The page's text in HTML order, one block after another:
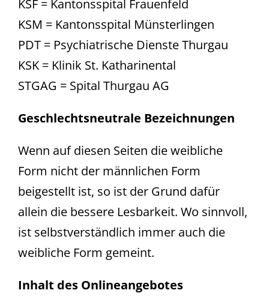
KSF = Kantonsspital Frauenfeld
KSM = Kantonsspital Münsterlingen
PDT = Psychiatrische Dienste Thurgau
KSK = Klinik St. Katharinental
STGAG = Spital Thurgau AG
Geschlechtsneutrale Bezeichnungen
Wenn auf diesen Seiten die weibliche
Form nicht der männlichen Form
beigestellt ist, so ist der Grund dafür
allein die bessere Lesbarkeit. Wo sinnvoll,
ist selbstverständlich immer auch die
weibliche Form gemeint.
Inhalt des Onlineangebotes